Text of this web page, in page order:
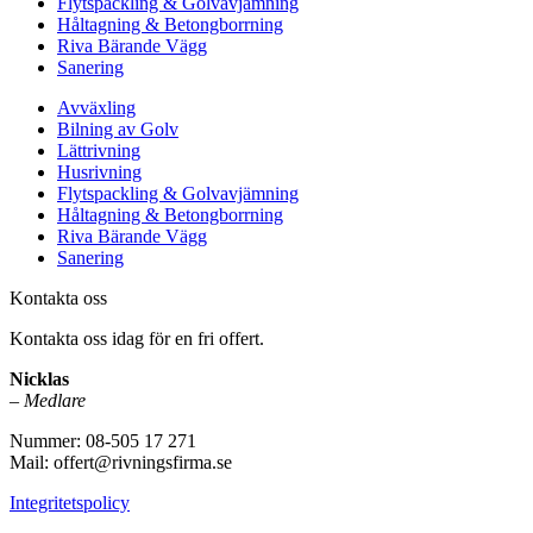
Håltagning & Betongborrning
Riva Bärande Vägg
Sanering
Avväxling
Bilning av Golv
Lättrivning
Husrivning
Flytspackling & Golvavjämning
Håltagning & Betongborrning
Riva Bärande Vägg
Sanering
Kontakta oss
Kontakta oss idag för en fri offert.
Nicklas
– Medlare
Nummer: 08-505 17 271
Mail: offert@rivningsfirma.se
Integritetspolicy